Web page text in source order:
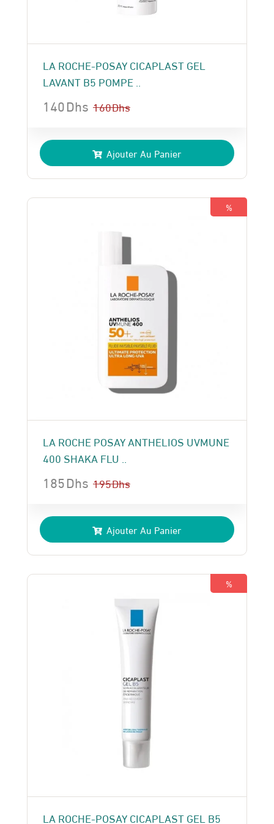
LA ROCHE-POSAY CICAPLAST GEL
LAVANT B5 POMPE ..
160Dhs
prix
initial
était :
160 Dhs.
140Dhs
prix
actuel
est :
140 Dhs.
Ajouter Au Panier
%
LA ROCHE POSAY ANTHELIOS UVMUNE
400 SHAKA FLU ..
195Dhs
prix
initial
était :
195 Dhs.
185Dhs
prix
actuel
est :
185 Dhs.
Ajouter Au Panier
%
LA ROCHE-POSAY CICAPLAST GEL B5